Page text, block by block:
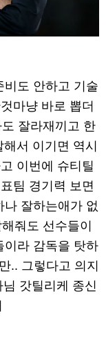
비도 안하고 기술
마냥 바로 뽑더
잘라재끼고 한
서 이기면 역시
이번에 슈티틸
팀 경기력 보면
잘하는애가 없
줘도 선수들이
이라 감독을 탓하
.. 그렇다고 의지
갓틸리케 종신